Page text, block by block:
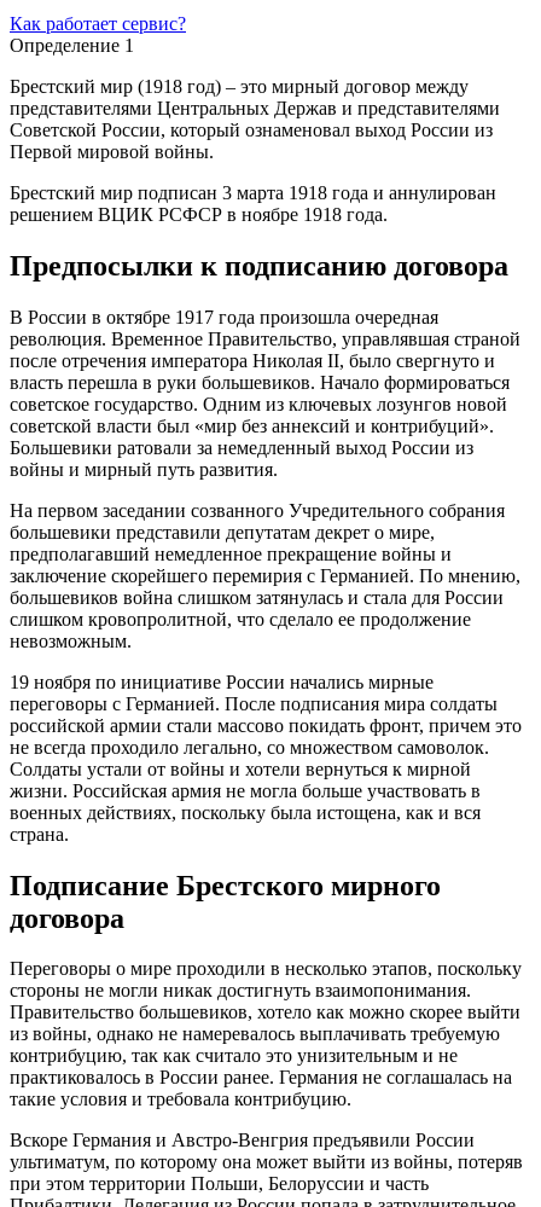
Как работает сервис?
Определение 1
Брестский мир (1918 год) – это мирный договор между
представителями Центральных Держав и представителями
Советской России, который ознаменовал выход России из
Первой мировой войны.
Брестский мир подписан 3 марта 1918 года и аннулирован
решением ВЦИК РСФСР в ноябре 1918 года.
Предпосылки к подписанию договора
В России в октябре 1917 года произошла очередная
революция. Временное Правительство, управлявшая страной
после отречения императора Николая II, было свергнуто и
власть перешла в руки большевиков. Начало формироваться
советское государство. Одним из ключевых лозунгов новой
советской власти был «мир без аннексий и контрибуций».
Большевики ратовали за немедленный выход России из
войны и мирный путь развития.
На первом заседании созванного Учредительного собрания
большевики представили депутатам декрет о мире,
предполагавший немедленное прекращение войны и
заключение скорейшего перемирия с Германией. По мнению,
большевиков война слишком затянулась и стала для России
слишком кровопролитной, что сделало ее продолжение
невозможным.
19 ноября по инициативе России начались мирные
переговоры с Германией. После подписания мира солдаты
российской армии стали массово покидать фронт, причем это
не всегда проходило легально, со множеством самоволок.
Солдаты устали от войны и хотели вернуться к мирной
жизни. Российская армия не могла больше участвовать в
военных действиях, поскольку была истощена, как и вся
страна.
Подписание Брестского мирного
договора
Переговоры о мире проходили в несколько этапов, поскольку
стороны не могли никак достигнуть взаимопонимания.
Правительство большевиков, хотело как можно скорее выйти
из войны, однако не намеревалось выплачивать требуемую
контрибуцию, так как считало это унизительным и не
практиковалось в России ранее. Германия не соглашалась на
такие условия и требовала контрибуцию.
Вскоре Германия и Австро-Венгрия предъявили России
ультиматум, по которому она может выйти из войны, потеряв
при этом территории Польши, Белоруссии и часть